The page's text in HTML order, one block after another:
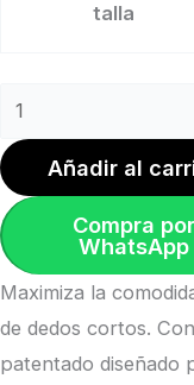
talla
Añadir al
Compra por
WhatsApp
Maximiza la
de dedos cortos.
patentado diseñado